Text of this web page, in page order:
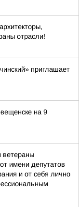
отрасли!
приглашает
на 9
ветераны
имени депутатов
и от себя лично